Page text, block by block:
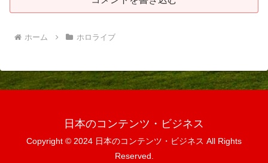
ホーム ホロライブ
日本のコンテンツ・ビジネス
Copyright © 2024 日本のコンテンツ・ビジネス All Rights
Reserved.